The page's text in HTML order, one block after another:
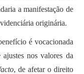
a manifestação de
originária.
é vocacionada
nos valores da
, de afetar o direito